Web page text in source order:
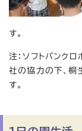
す。
注：ソフトバンク
社の協力の下、桐
す。